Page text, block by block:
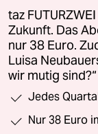
taz
Zukunft. Das
nur 38 Euro.
Luisa
wir mutig
Jedes
Nur 38 Euro